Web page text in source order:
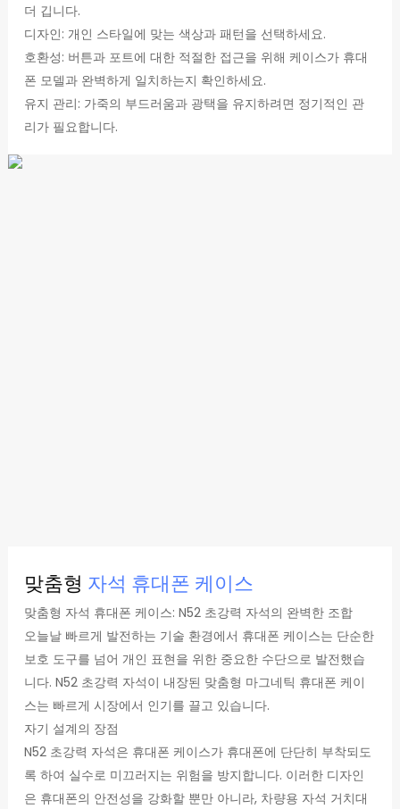
더 깁니다.
디자인: 개인 스타일에 맞는 색상과 패턴을 선택하세요.
호환성: 버튼과 포트에 대한 적절한 접근을 위해 케이스가 휴대
폰 모델과 완벽하게 일치하는지 확인하세요.
유지 관리: 가죽의 부드러움과 광택을 유지하려면 정기적인 관
리가 필요합니다.
맞춤형 자석 휴대폰 케이스
맞춤형 자석 휴대폰 케이스: N52 초강력 자석의 완벽한 조합
오늘날 빠르게 발전하는 기술 환경에서 휴대폰 케이스는 단순한
보호 도구를 넘어 개인 표현을 위한 중요한 수단으로 발전했습
니다. N52 초강력 자석이 내장된 맞춤형 마그네틱 휴대폰 케이
스는 빠르게 시장에서 인기를 끌고 있습니다.
자기 설계의 장점
N52 초강력 자석은 휴대폰 케이스가 휴대폰에 단단히 부착되도
록 하여 실수로 미끄러지는 위험을 방지합니다. 이러한 디자인
은 휴대폰의 안전성을 강화할 뿐만 아니라, 차량용 자석 거치대